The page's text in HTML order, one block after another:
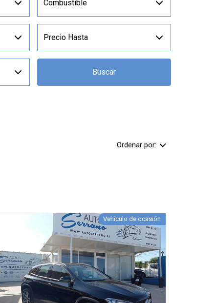
Combustible
Precio Hasta
Buscar
Ordenar por:
Vehículo de ocasión